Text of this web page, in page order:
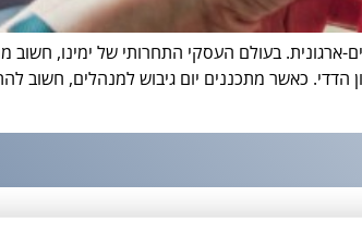
ארגונית. בעולם העסקי התחרותי של ימינו, חשוב
הדדי. כאשר מתכננים יום גיבוש למנהלים, חשוב